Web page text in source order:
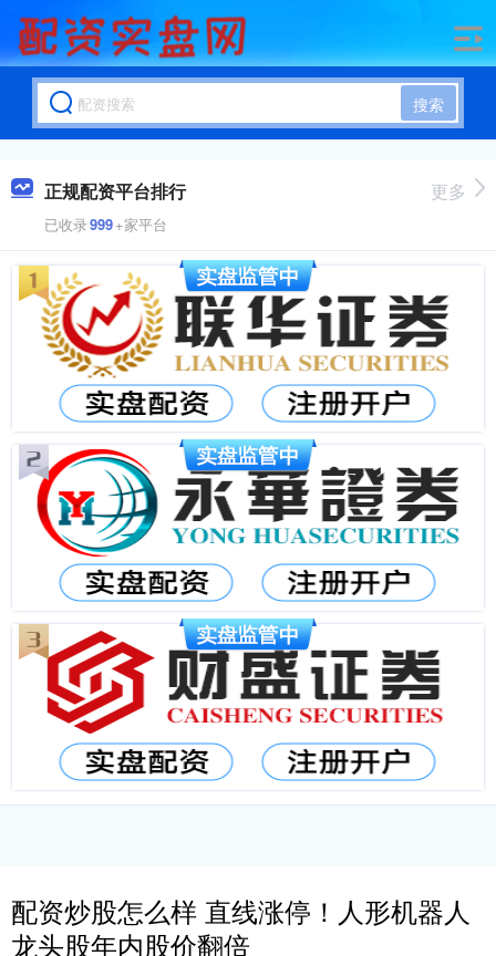
搜索
正规配资平台排行
已收录999+家平台
更多
配资炒股怎么样 直线涨停！人形机器人
龙头股年内股价翻倍